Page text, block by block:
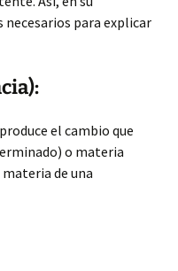
para explicar
el cambio que
o materia
de una